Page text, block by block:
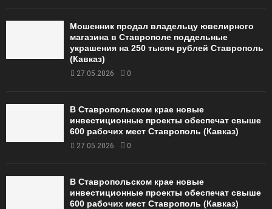
Мошенник продал владельцу ювелирного
магазина в Ставрополе поддельные
украшения на 250 тысяч рублей Ставрополь
(Кавказ)
27.05.2026 0
В Ставропольском крае новые
инвестиционные проекты обеспечат свыше
600 рабочих мест Ставрополь (Кавказ)
27.05.2026 0
В Ставропольском крае новые
инвестиционные проекты обеспечат свыше
600 рабочих мест Ставрополь (Кавказ)